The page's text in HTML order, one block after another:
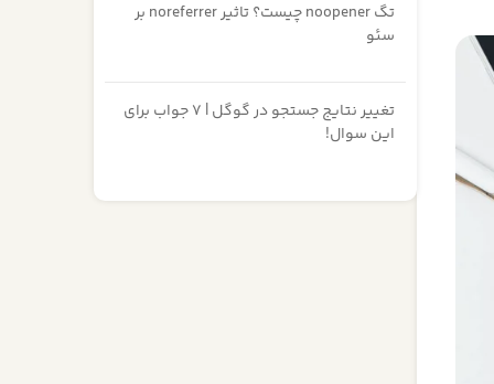
تگ noopener چیست؟ تاثیر noreferrer بر
سئو
تغییر نتایج جستجو در گوگل | 7 جواب برای
این سوال!